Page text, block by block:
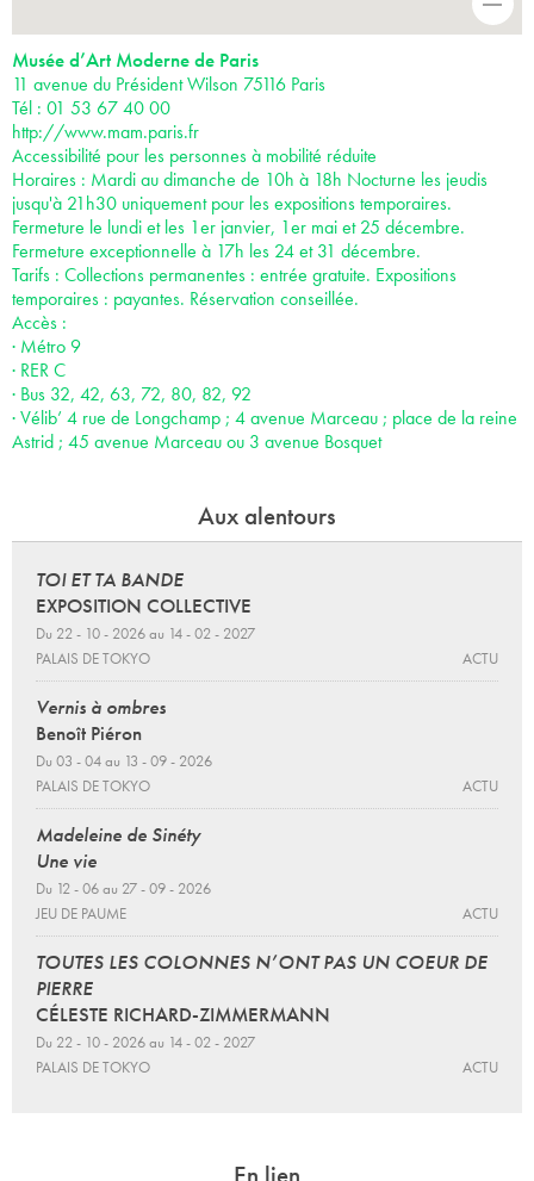
-
Musée d’Art Moderne de Paris
11 avenue du Président Wilson 75116 Paris
Tél : 01 53 67 40 00
http://www.mam.paris.fr
Accessibilité pour les personnes à mobilité réduite
Horaires : Mardi au dimanche de 10h à 18h Nocturne les jeudis
jusqu'à 21h30 uniquement pour les expositions temporaires.
Fermeture le lundi et les 1er janvier, 1er mai et 25 décembre.
Fermeture exceptionnelle à 17h les 24 et 31 décembre.
Tarifs : Collections permanentes : entrée gratuite. Expositions
temporaires : payantes. Réservation conseillée.
Accès :
· Métro 9
· RER C
· Bus 32, 42, 63, 72, 80, 82, 92
· Vélib’ 4 rue de Longchamp ; 4 avenue Marceau ; place de la reine
Astrid ; 45 avenue Marceau ou 3 avenue Bosquet
Aux alentours
TOI ET TA BANDE
EXPOSITION COLLECTIVE
Du 22 - 10 - 2026 au 14 - 02 - 2027
PALAIS DE TOKYO
ACTU
Vernis à ombres
Benoît Piéron
Du 03 - 04 au 13 - 09 - 2026
PALAIS DE TOKYO
ACTU
Madeleine de Sinéty
Une vie
Du 12 - 06 au 27 - 09 - 2026
JEU DE PAUME
ACTU
TOUTES LES COLONNES N’ONT PAS UN COEUR DE
PIERRE
CÉLESTE RICHARD-ZIMMERMANN
Du 22 - 10 - 2026 au 14 - 02 - 2027
PALAIS DE TOKYO
ACTU
En lien